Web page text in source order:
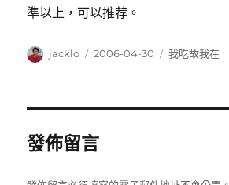
準以上，可以推荐。
作
jacklo
發
2006-04-30
分
我吃故我在
發佈留言